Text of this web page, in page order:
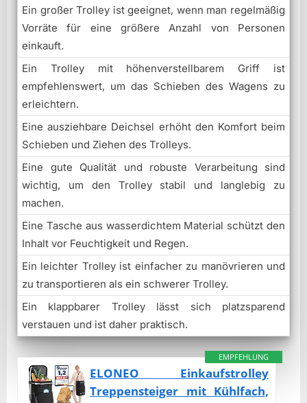
Ein großer Trolley ist geeignet, wenn man regelmäßig
Vorräte für eine größere Anzahl von Personen
einkauft.
Ein Trolley mit höhenverstellbarem Griff ist
empfehlenswert, um das Schieben des Wagens zu
erleichtern.
Eine ausziehbare Deichsel erhöht den Komfort beim
Schieben und Ziehen des Trolleys.
Eine gute Qualität und robuste Verarbeitung sind
wichtig, um den Trolley stabil und langlebig zu
machen.
Eine Tasche aus wasserdichtem Material schützt den
Inhalt vor Feuchtigkeit und Regen.
Ein leichter Trolley ist einfacher zu manövrieren und
zu transportieren als ein schwerer Trolley.
Ein klappbarer Trolley lässt sich platzsparend
verstauen und ist daher praktisch.
EMPFEHLUNG
ELONEO Einkaufstrolley
Treppensteiger mit Kühlfach,